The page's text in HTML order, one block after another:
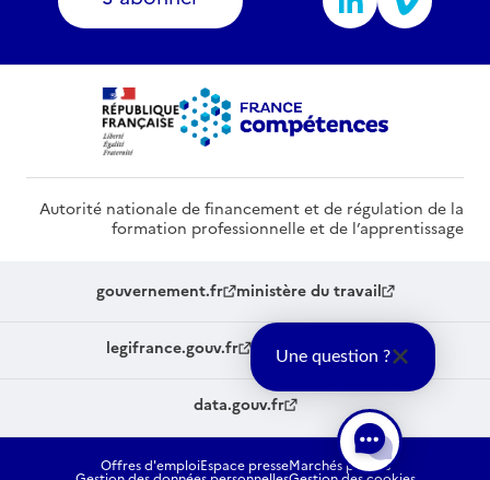
Autorité nationale de financement et de régulation de la
formation professionnelle et de l’apprentissage
gouvernement.fr ministère du travail
legifrance.gouv.fr service-public.fr
data.gouv.fr
Offres d'emploiEspace presseMarchés publics
Une question ?